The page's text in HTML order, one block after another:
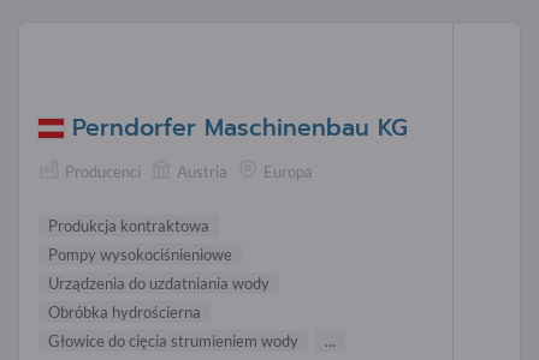
Perndorfer Maschinenbau KG
Producenci Austria Europa
Produkcja kontraktowa
Pompy wysokociśnieniowe
Urządzenia do uzdatniania wody
Obróbka hydrościerna
Głowice do cięcia strumieniem wody
...